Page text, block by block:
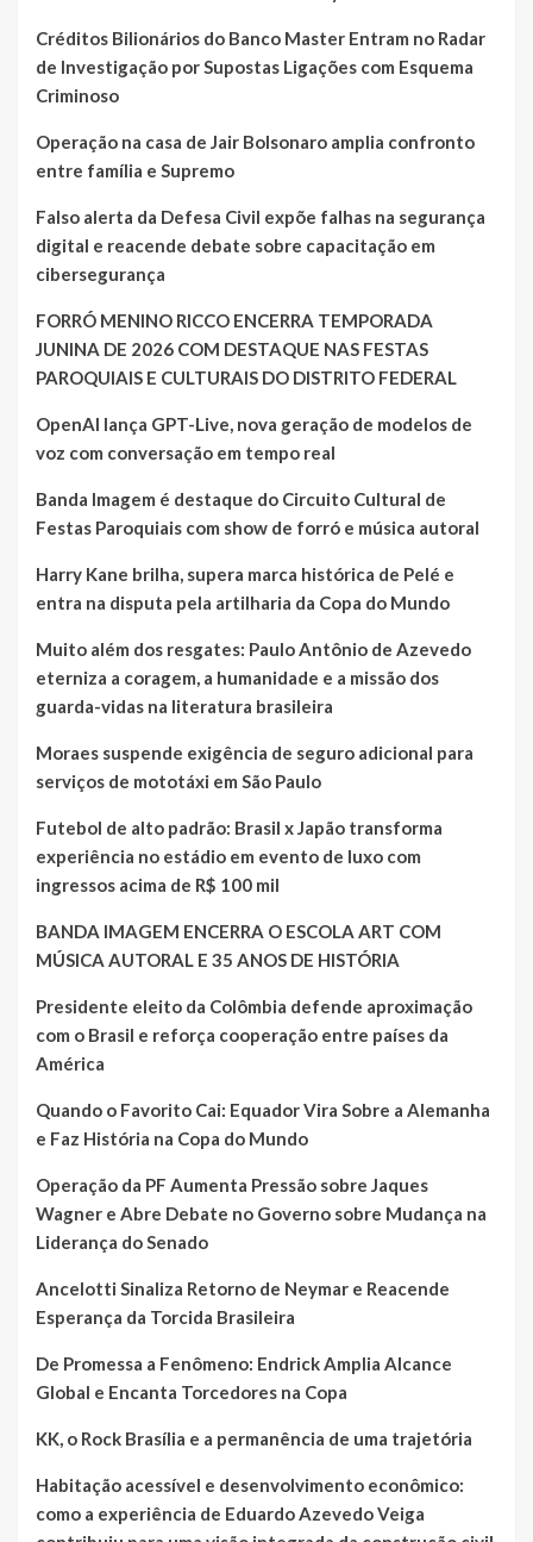
Créditos Bilionários do Banco Master Entram no Radar
de Investigação por Supostas Ligações com Esquema
Criminoso
Operação na casa de Jair Bolsonaro amplia confronto
entre família e Supremo
Falso alerta da Defesa Civil expõe falhas na segurança
digital e reacende debate sobre capacitação em
cibersegurança
FORRÓ MENINO RICCO ENCERRA TEMPORADA
JUNINA DE 2026 COM DESTAQUE NAS FESTAS
PAROQUIAIS E CULTURAIS DO DISTRITO FEDERAL
OpenAI lança GPT-Live, nova geração de modelos de
voz com conversação em tempo real
Banda Imagem é destaque do Circuito Cultural de
Festas Paroquiais com show de forró e música autoral
Harry Kane brilha, supera marca histórica de Pelé e
entra na disputa pela artilharia da Copa do Mundo
Muito além dos resgates: Paulo Antônio de Azevedo
eterniza a coragem, a humanidade e a missão dos
guarda-vidas na literatura brasileira
Moraes suspende exigência de seguro adicional para
serviços de mototáxi em São Paulo
Futebol de alto padrão: Brasil x Japão transforma
experiência no estádio em evento de luxo com
ingressos acima de R$ 100 mil
BANDA IMAGEM ENCERRA O ESCOLA ART COM
MÚSICA AUTORAL E 35 ANOS DE HISTÓRIA
Presidente eleito da Colômbia defende aproximação
com o Brasil e reforça cooperação entre países da
América
Quando o Favorito Cai: Equador Vira Sobre a Alemanha
e Faz História na Copa do Mundo
Operação da PF Aumenta Pressão sobre Jaques
Wagner e Abre Debate no Governo sobre Mudança na
Liderança do Senado
Ancelotti Sinaliza Retorno de Neymar e Reacende
Esperança da Torcida Brasileira
De Promessa a Fenômeno: Endrick Amplia Alcance
Global e Encanta Torcedores na Copa
KK, o Rock Brasília e a permanência de uma trajetória
Habitação acessível e desenvolvimento econômico:
como a experiência de Eduardo Azevedo Veiga